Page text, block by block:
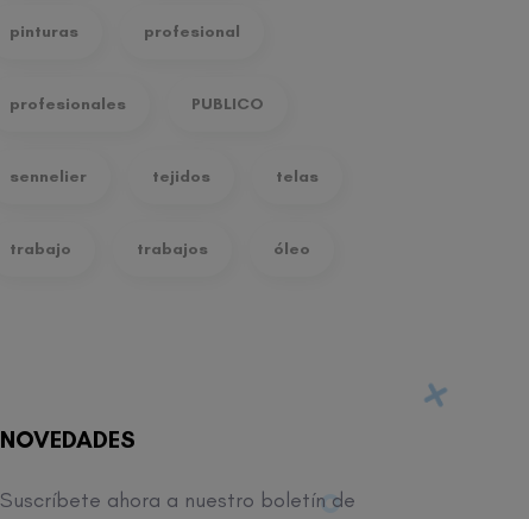
pinturas profesional
profesionales PUBLICO
sennelier tejidos telas
trabajo trabajos óleo
NOVEDADES
Suscríbete ahora a nuestro boletín de